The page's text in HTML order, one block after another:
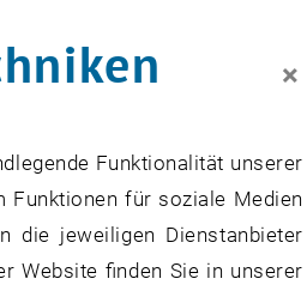
×
Funktionalität unserer
Funktionen für soziale Medien
die jeweiligen Dienstanbieter
Website finden Sie in unserer